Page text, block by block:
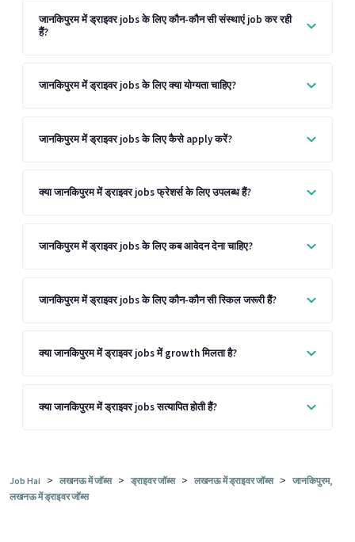
जानकिपुरम में ड्राइवर jobs के लिए कौन-कौन सी संस्थाएं job कर रही
हैं?
जानकिपुरम में ड्राइवर jobs के लिए क्या योग्यता चाहिए?
जानकिपुरम में ड्राइवर jobs के लिए कैसे apply करें?
क्या जानकिपुरम में ड्राइवर jobs फ्रेशर्स के लिए उपलब्ध हैं?
जानकिपुरम में ड्राइवर jobs के लिए कब आवेदन देना चाहिए?
जानकिपुरम में ड्राइवर jobs के लिए कौन-कौन सी स्किल जरूरी हैं?
क्या जानकिपुरम में ड्राइवर jobs में growth मिलता है?
क्या जानकिपुरम में ड्राइवर jobs सत्यापित होती हैं?
Job Hai > लखनऊ में जॉब्स > ड्राइवर जॉब्स > लखनऊ में ड्राइवर जॉब्स > जानकिपुरम,
लखनऊ में ड्राइवर जॉब्स